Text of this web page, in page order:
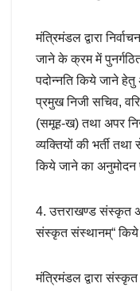
मंत्रिमंडल द्वारा
जाने के क्रम में
पदोन्नति किये जाने
प्रमुख निजी सचिव,
(समूह-ख) तथा अपर
व्यक्तियों की भर्ती
किये जाने का अनुमोदन
4. उत्तराखण्ड संस्कृत
संस्कृत संस्थानम्“ किये
मंत्रिमंडल द्वारा